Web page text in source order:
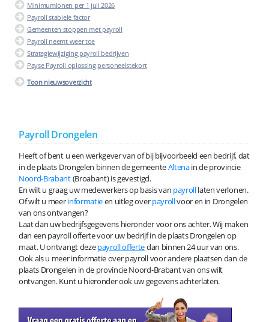
Minimumlonen per 1 juli 2026
Payroll stabiele factor
Gemeenten stoppen met payroll
Payroll neemt weer toe
Strategiewijziging payroll bedrijven
Payse Payroll oplossing personeelstekort
Toon nieuwsoverzicht
Payroll Drongelen
Heeft of bent u een werkgever van of bij bijvoorbeeld een bedrijf, dat
in de plaats Drongelen binnen de gemeenteAltenain de provincie
Noord-Brabant(Broabant) is gevestigd.
En wilt u graag uw medewerkers op basis van payrolllaten verlonen.
Of wilt u meerinformatieen uitleg overpayrollvoor en in Drongelen
van ons ontvangen?
Laat dan uw bedrijfsgegevens hieronder voor ons achter. Wij maken
dan een payroll offerte voor uw bedrijf in de plaats Drongelen op
maat. U ontvangt dezepayroll offertedan binnen 24 uur van ons.
Ook als u meer informatie over payroll voor andere plaatsen dan de
plaats Drongelen in de provincie Noord-Brabant van ons wilt
ontvangen. Kunt u hieronder ook uw gegevens achterlaten.